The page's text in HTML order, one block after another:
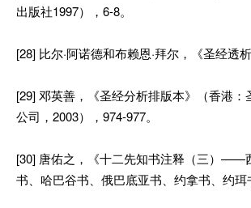
出版社1997），6-8。
[28] 比尔·阿诺德和布赖恩·拜尔，《圣经透析
[29] 邓英善，《圣经分析排版本》（香港：
公司，2003），974-977。
[30] 唐佑之，《十二先知书注释（三）——
书、哈巴谷书、俄巴底亚书、约拿书、约珥